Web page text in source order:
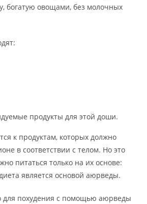
богатую овощами, без молочных
продукты для этой доши.
к продуктам, которых должно
в соответствии с телом. Но это
питаться только на их основе:
является основой аюрведы.
для похудения с помощью аюрведы